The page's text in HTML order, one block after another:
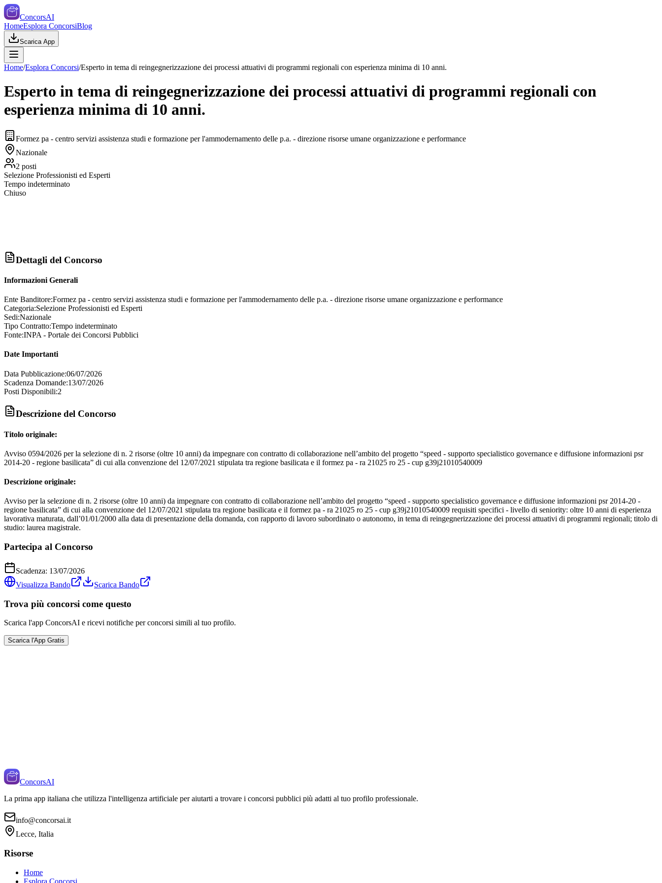
ConcorsAI
HomeEsplora ConcorsiBlog
Scarica App
Home/Esplora Concorsi/Esperto in tema di reingegnerizzazione dei processi attuativi di programmi regionali con esperienza minima di 10 anni.
Esperto in tema di reingegnerizzazione dei processi attuativi di programmi regionali con
esperienza minima di 10 anni.
Formez pa - centro servizi assistenza studi e formazione per l'ammodernamento delle p.a. - direzione risorse umane organizzazione e performance
Nazionale
2 posti
Selezione Professionisti ed Esperti
Tempo indeterminato
Chiuso
Dettagli del Concorso
Informazioni Generali
Ente Banditore:Formez pa - centro servizi assistenza studi e formazione per l'ammodernamento delle p.a. - direzione risorse umane organizzazione e performance
Categoria:Selezione Professionisti ed Esperti
Sedi:Nazionale
Tipo Contratto:Tempo indeterminato
Fonte:INPA - Portale dei Concorsi Pubblici
Date Importanti
Data Pubblicazione:06/07/2026
Scadenza Domande:13/07/2026
Posti Disponibili:2
Descrizione del Concorso
Titolo originale:
Avviso 0594/2026 per la selezione di n. 2 risorse (oltre 10 anni) da impegnare con contratto di collaborazione nell’ambito del progetto “speed - supporto specialistico governance e diffusione informazioni psr
2014-20 - regione basilicata” di cui alla convenzione del 12/07/2021 stipulata tra regione basilicata e il formez pa - ra 21025 ro 25 - cup g39j21010540009
Descrizione originale:
Avviso per la selezione di n. 2 risorse (oltre 10 anni) da impegnare con contratto di collaborazione nell’ambito del progetto “speed - supporto specialistico governance e diffusione informazioni psr 2014-20 -
regione basilicata” di cui alla convenzione del 12/07/2021 stipulata tra regione basilicata e il formez pa - ra 21025 ro 25 - cup g39j21010540009 requisiti specifici - livello di seniority: oltre 10 anni di esperienza
lavorativa maturata, dall’01/01/2000 alla data di presentazione della domanda, con rapporto di lavoro subordinato o autonomo, in tema di reingegnerizzazione dei processi attuativi di programmi regionali; titolo di
studio: laurea magistrale.
Partecipa al Concorso
Scadenza: 13/07/2026
Visualizza Bando
Scarica Bando
Trova più concorsi come questo
Scarica l'app ConcorsAI e ricevi notifiche per concorsi simili al tuo profilo.
Scarica l'App Gratis
ConcorsAI
La prima app italiana che utilizza l'intelligenza artificiale per aiutarti a trovare i concorsi pubblici più adatti al tuo profilo professionale.
info@concorsai.it
Lecce, Italia
Risorse
Home
Esplora Concorsi